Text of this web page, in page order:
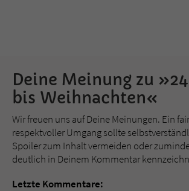
Deine Meinung zu
bis Weihnachten«
Wir freuen uns auf Deine Meinungen. Ein
respektvoller Umgang sollte
Spoiler zum Inhalt vermeiden oder
deutlich in Deinem Kommentar
Letzte Kommentare: